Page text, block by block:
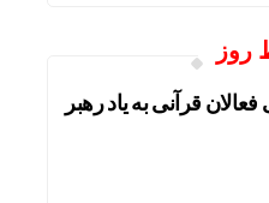
روز
قرآنی به یاد رهبر